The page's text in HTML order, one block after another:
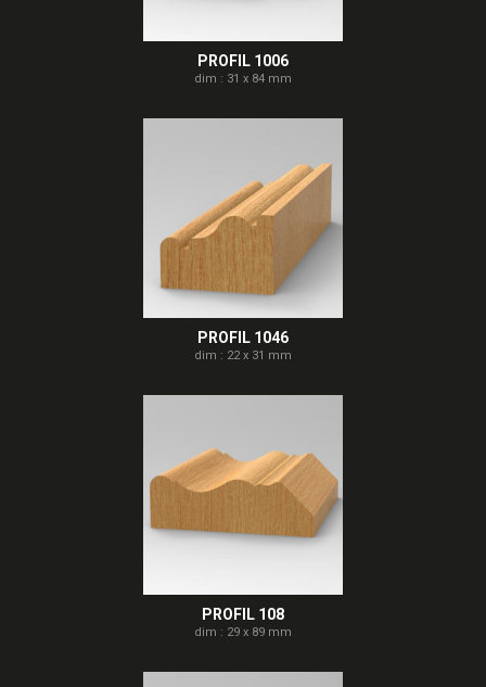
PROFIL 1006
dim : 31 x 84 mm
PROFIL 1046
dim : 22 x 31 mm
PROFIL 108
dim : 29 x 89 mm